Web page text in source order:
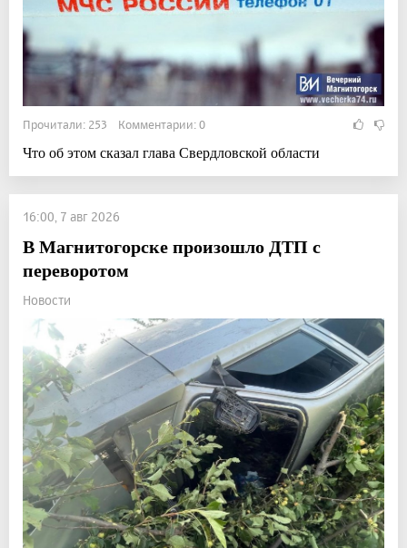
Прочитали: 253 Комментарии: 0
Что об этом сказал глава Свердловской области
16:00, 7 авг 2026
В Магнитогорске произошло ДТП с
переворотом
Новости